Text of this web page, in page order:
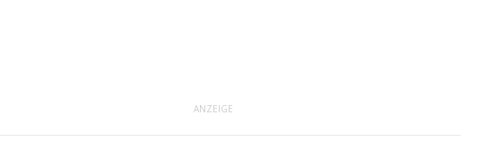
ANZEIGE